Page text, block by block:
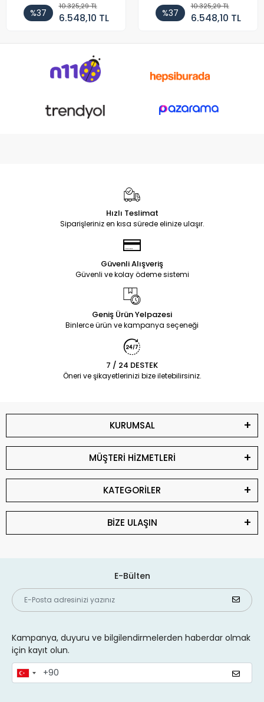
%37
10.325,29 TL
6.548,10 TL %37
10.325,29 TL
6.548,10 TL
Hızlı Teslimat
Siparişleriniz en kısa sürede elinize ulaşır.
Güvenli Alışveriş
Güvenli ve kolay ödeme sistemi
Geniş Ürün Yelpazesi
Binlerce ürün ve kampanya seçeneği
7 / 24 DESTEK
Öneri ve şikayetlerinizi bize iletebilirsiniz.
KURUMSAL
MÜŞTERİ HİZMETLERİ
KATEGORİLER
BİZE ULAŞIN
E-Bülten
Kampanya, duyuru ve bilgilendirmelerden haberdar olmak
için kayıt olun.